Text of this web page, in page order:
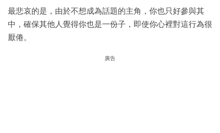
最悲哀的是，由於不想成為話題的主角，你也只好參與其
中，確保其他人覺得你也是一份子，即使你心裡對這行為很
厭倦。
廣告